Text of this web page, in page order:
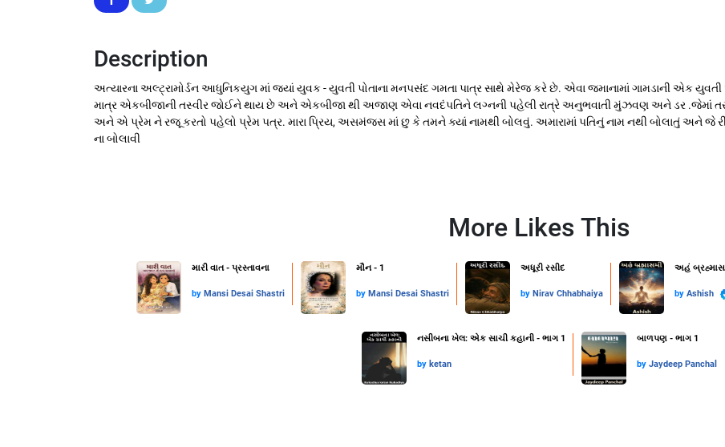
Description
અત્યારના અલ્ટ્રામોર્ડન આધુનિકયુગ માં જ્યાં યુવક - યુવતી પોતાના મનપસંદ ગમતા પાત્ર સાથે મેરેજ કરે છે. એવા જમાનામાં ગામડાની એક યુવતી
માત્ર એકબીજાની તસ્વીર જોઈને થાય છે અને એકબીજા થી અજાણ એવા નવદંપતિને લગ્નની પહેલી રાત્રે અનુભવાતી મુંઝવણ અને ડર .જેમાં
અને એ પ્રેમ ને રજૂ કરતો પહેલો પ્રેમ પત્ર. મારા પ્રિય, અસમંજસ માં છુ કે તમને ક્યાં નામથી બોલવું. અમારામાં પતિનું નામ નથી બોલાતું અને જે રીતે
ના બોલાવી
More Likes This
મારી વાત - પ્રસ્તાવના
by Mansi Desai Shastri
મૌન - 1
by Mansi Desai Shastri
અધૂરી રસીદ
by Nirav Chhabhaiya
અહં
by Ashish
નસીબના ખેલ: એક સાચી કહાની - ભાગ 1
by ketan
બાળપણ - ભાગ 1
by Jaydeep Panchal